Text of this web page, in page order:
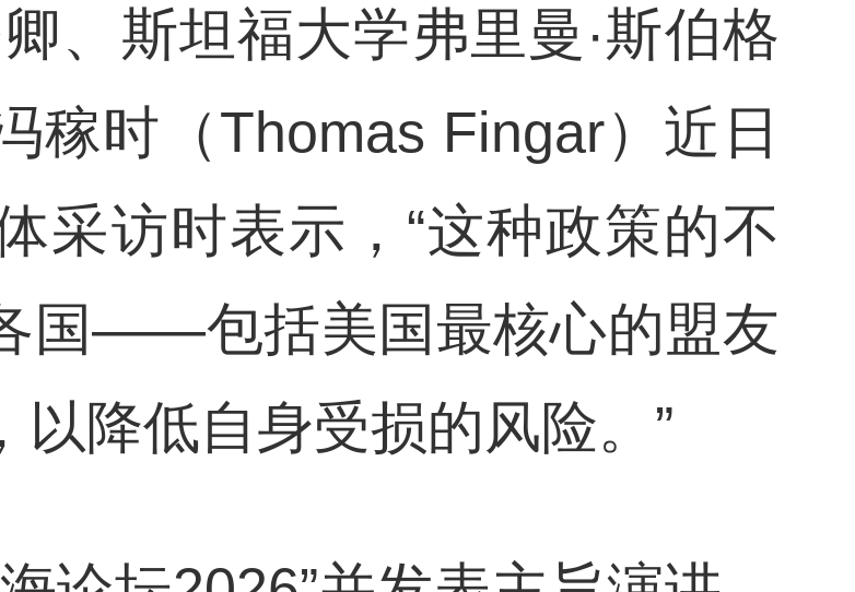
、斯坦福大学弗里曼·斯伯格
稼时（Thomas Fingar）近日
采访时表示，“这种政策的不
国——包括美国最核心的盟友
降低自身受损的风险。”